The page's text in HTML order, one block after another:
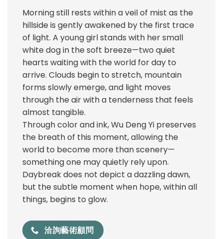
Morning still rests within a veil of mist as the
hillside is gently awakened by the first trace
of light. A young girl stands with her small
white dog in the soft breeze—two quiet
hearts waiting with the world for day to
arrive. Clouds begin to stretch, mountain
forms slowly emerge, and light moves
through the air with a tenderness that feels
almost tangible.
Through color and ink, Wu Deng Yi preserves
the breath of this moment, allowing the
world to become more than scenery—
something one may quietly rely upon.
Daybreak does not depict a dazzling dawn,
but the subtle moment when hope, within all
things, begins to glow.
洽詢藝術顧問